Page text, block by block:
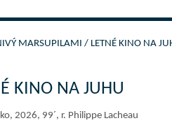
KINO NA JUHU
2026, 99´, r. Philippe Lacheau